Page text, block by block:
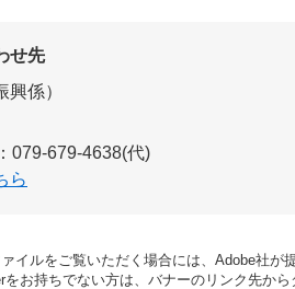
せ先
興係
079-679-4638(代)
ら
イルをご覧いただく場合には、Adobe社が
をお持ちでない方は、バナーのリンク先から